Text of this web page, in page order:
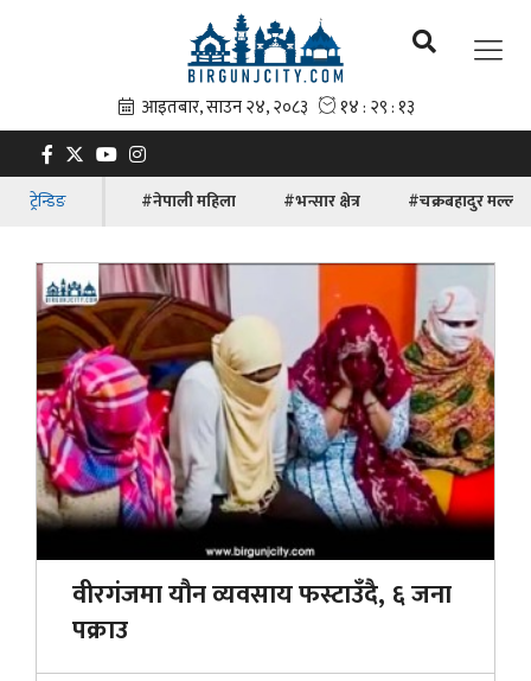
ट्रेन्डिङ #नेपाली महिला #भन्सार क्षेत्र #चक्रबहादुर मल्ल
वीरगंजमा यौन व्यवसाय फस्टाउँदै, ६ जना
पक्राउ